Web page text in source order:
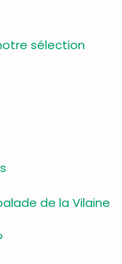
de la Vilaine